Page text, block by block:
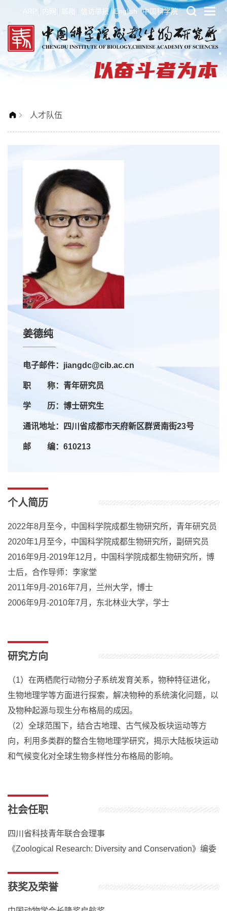
ARP 内网 邮箱 信访举报 English 中国科学院
人才队伍
姜德纯
电子邮件：jiangdc@cib.ac.cn
职 称：青年研究员
学 历：博士研究生
通讯地址：四川省成都市天府新区群贤南街23号
邮 编：610213
个人简历
2022年8月至今，中国科学院成都生物研究所，青年研究员
2020年1月至今，中国科学院成都生物研究所，副研究员
2016年9月-2019年12月，中国科学院成都生物研究所，博
士后，合作导师：李家堂
2011年9月-2016年7月，兰州大学，博士
2006年9月-2010年7月，东北林业大学，学士
研究方向
（1）在两栖爬行动物分子系统发育关系，物种特征进化，
生物地理学等方面进行探索，解决物种的系统演化问题，以
及物种起源与现生分布格局的成因。
（2）全球范围下，结合古地理、古气候及板块运动等方
向，利用多类群的整合生物地理学研究，揭示大陆板块运动
和气候变化对全球生物多样性分布格局的影响。
社会任职
四川省科技青年联合会理事
《Zoological Research: Diversity and Conservation》编委
获奖及荣誉